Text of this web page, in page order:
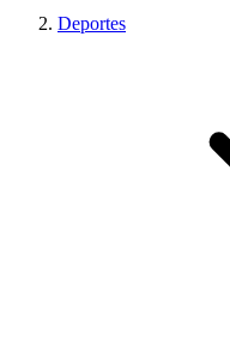
Deportes